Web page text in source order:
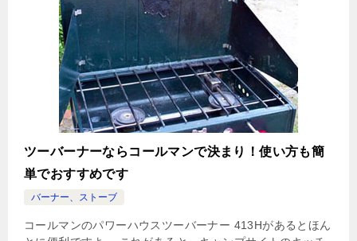
ツーバーナーならコールマンで決まり！使い方も簡
単でおすすめです
バーナー、ストーブ
コールマンのパワーハウスツーバーナー 413Hがあるとほん